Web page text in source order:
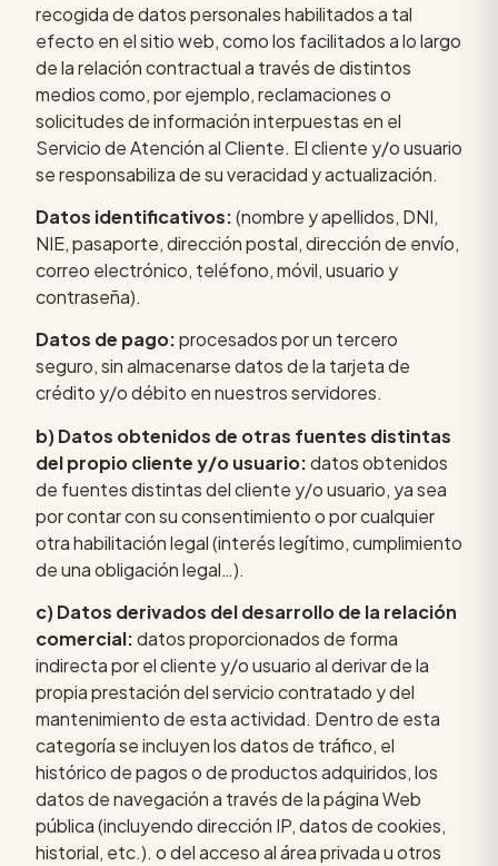
recogida de datos personales habilitados a tal
efecto en el sitio web, como los facilitados a lo largo
de la relación contractual a través de distintos
medios como, por ejemplo, reclamaciones o
solicitudes de información interpuestas en el
Servicio de Atención al Cliente. El cliente y/o usuario
se responsabiliza de su veracidad y actualización.
Datos identificativos:(nombre y apellidos, DNI,
NIE, pasaporte, dirección postal, dirección de envío,
correo electrónico, teléfono, móvil, usuario y
contraseña).
Datos de pago:procesados por un tercero
seguro, sin almacenarse datos de la tarjeta de
crédito y/o débito en nuestros servidores.
b) Datos obtenidos de otras fuentes distintas
del propio cliente y/o usuario:datos obtenidos
de fuentes distintas del cliente y/o usuario, ya sea
por contar con su consentimiento o por cualquier
otra habilitación legal (interés legítimo, cumplimiento
de una obligación legal…).
c) Datos derivados del desarrollo de la relación
comercial:datos proporcionados de forma
indirecta por el cliente y/o usuario al derivar de la
propia prestación del servicio contratado y del
mantenimiento de esta actividad. Dentro de esta
categoría se incluyen los datos de tráfico, el
histórico de pagos o de productos adquiridos, los
datos de navegación a través de la página Web
pública (incluyendo dirección IP, datos de cookies,
historial, etc.). o del acceso al área privada u otros